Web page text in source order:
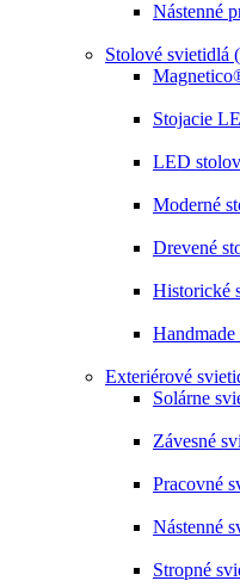
Nástenné
Stolové svietidlá
Stojacie
LED
Moderné
Drevené
Historické
Exteriérové
Solárne
Závesné
Pracovné
Nástenné
Stropné